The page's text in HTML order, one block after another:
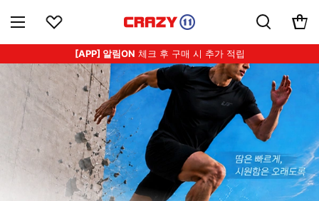
[APP] 알림ON 체크 후 구매 시 추가 적립